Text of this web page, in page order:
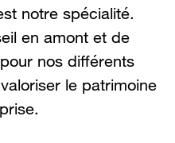
notre spécialité.
en amont et de
nos différents
le patrimoine